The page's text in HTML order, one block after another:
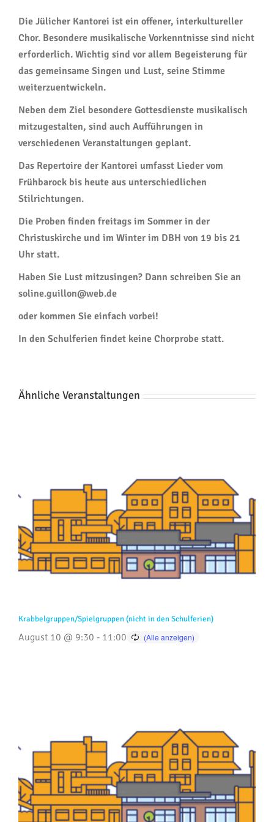
Die Jülicher Kantorei ist ein offener, interkultureller
Chor. Besondere musikalische Vorkenntnisse sind nicht
erforderlich. Wichtig sind vor allem Begeisterung für
das gemeinsame Singen und Lust, seine Stimme
weiterzuentwickeln.
Neben dem Ziel besondere Gottesdienste musikalisch
mitzugestalten, sind auch Aufführungen in
verschiedenen Veranstaltungen geplant.
Das Repertoire der Kantorei umfasst Lieder vom
Frühbarock bis heute aus unterschiedlichen
Stilrichtungen.
Die Proben finden freitags im Sommer in der
Christuskirche und im Winter im DBH von 19 bis 21
Uhr statt.
Haben Sie Lust mitzusingen? Dann schreiben Sie an
soline.guillon@web.de
oder kommen Sie einfach vorbei!
In den Schulferien findet keine Chorprobe statt.
Ähnliche Veranstaltungen
Krabbelgruppen/Spielgruppen (nicht in den Schulferien)
August 10 @ 9:30 - 11:00